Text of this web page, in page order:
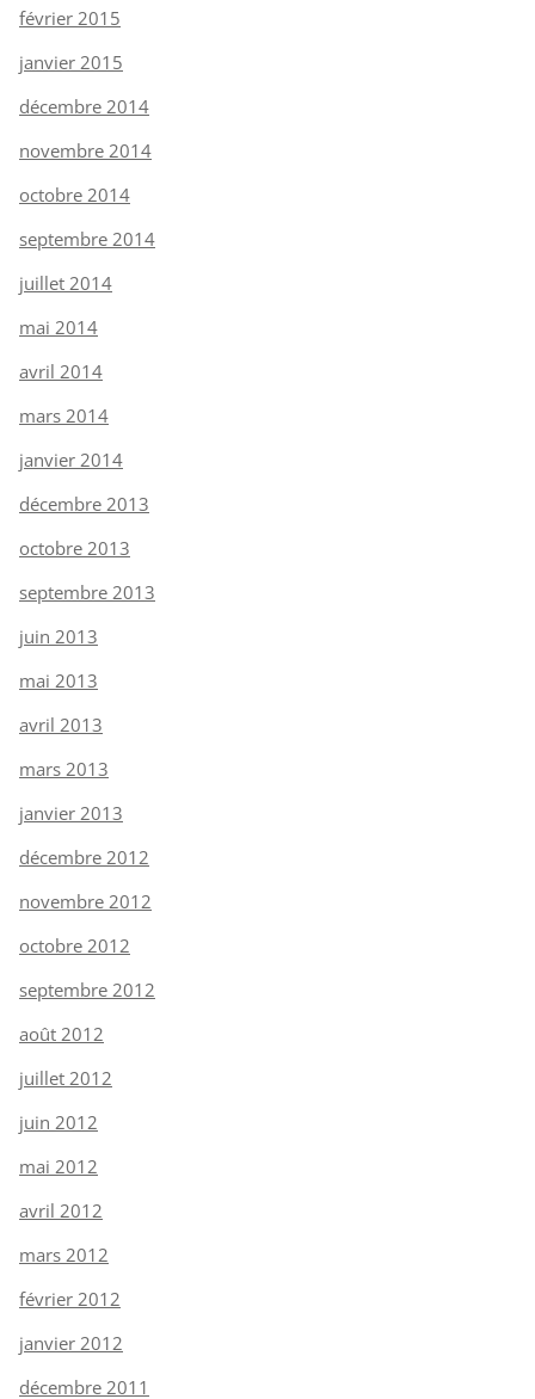
février 2015
janvier 2015
décembre 2014
novembre 2014
octobre 2014
septembre 2014
juillet 2014
mai 2014
avril 2014
mars 2014
janvier 2014
décembre 2013
octobre 2013
septembre 2013
juin 2013
mai 2013
avril 2013
mars 2013
janvier 2013
décembre 2012
novembre 2012
octobre 2012
septembre 2012
août 2012
juillet 2012
juin 2012
mai 2012
avril 2012
mars 2012
février 2012
janvier 2012
décembre 2011